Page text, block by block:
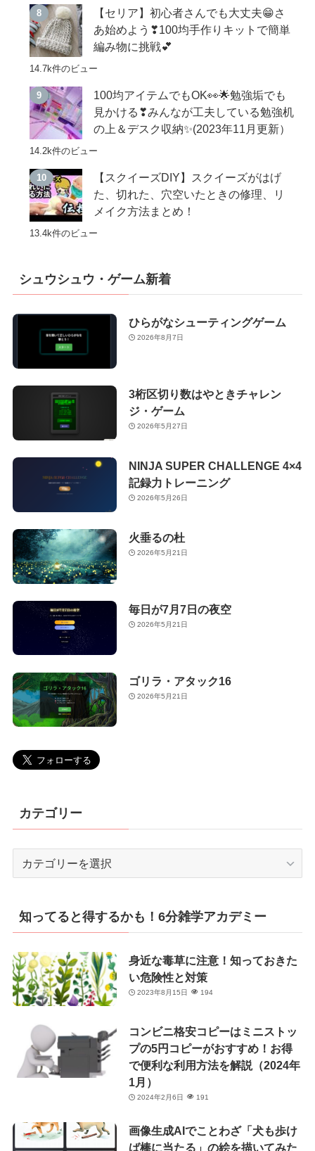
【セリア】初心者さんでも大丈夫😁さ
あ始めよう❣100均手作りキットで簡単
編み物に挑戦💕
14.7k件のビュー
100均アイテムでもOK👀🌟勉強垢でも
見かける❣みんなが工夫している勉強机
の上＆デスク収納✨(2023年11月更新）
14.2k件のビュー
【スクイーズDIY】スクイーズがはげ
た、切れた、穴空いたときの修理、リ
メイク方法まとめ！
13.4k件のビュー
シュウシュウ・ゲーム新着
ひらがなシューティングゲーム
2026年8月7日
3桁区切り数はやときチャレン
ジ・ゲーム
2026年5月27日
NINJA SUPER CHALLENGE 4×4
記録力トレーニング
2026年5月26日
火垂るの杜
2026年5月21日
毎日が7月7日の夜空
2026年5月21日
ゴリラ・アタック16
2026年5月21日
カテゴリー
リ
ー
知ってると得するかも！6分雑学アカデミー
身近な毒草に注意！知っておきた
い危険性と対策
2023年8月15日 194
コンビニ格安コピーはミニストッ
プの5円コピーがおすすめ！お得
で便利な利用方法を解説（2024年
1月）
2024年2月6日 191
画像生成AIでことわざ「犬も歩け
ば棒に当たる」の絵を描いてみた